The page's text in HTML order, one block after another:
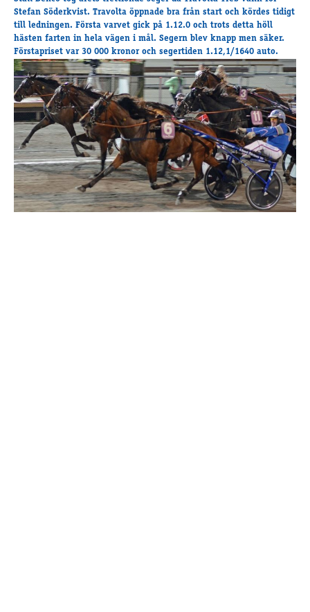
Åby Stora Pris 2026
Supertorsdag för företag
Supertorsdag
Ponnytravtävlingar
Ridsport
Om travskolan
Samarbetspartners
Licenskurser
Kursutbud och Aktiviteter
Stefan Söderkvist. Travolta öppnade bra från start och kördes tidigt
till ledningen. Första varvet gick på 1.12.0 och trots detta höll
hästen farten in hela vägen i mål. Segern blev knapp men säker.
Förstapriset var 30 000 kronor och segertiden 1.12,1/1640 auto.